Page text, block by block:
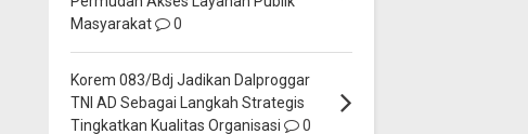
Masyarakat
0
Korem 083/Bdj Jadikan Dalproggar
TNI AD Sebagai Langkah Strategis
Tingkatkan Kualitas Organisasi
0